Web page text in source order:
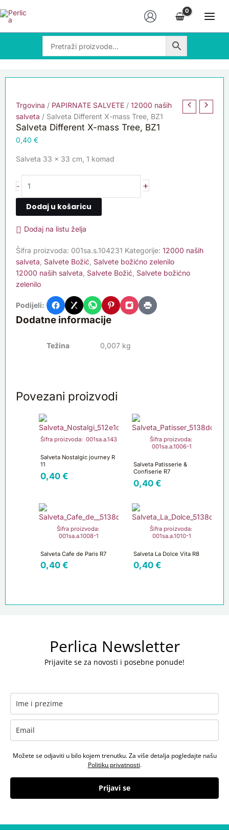
to
Trgovina / PAPIRNATE SALVETE / 12000 naših
salveta / Salveta Different X-mass Tree, BZ1
Salveta Different X-mass Tree, BZ1
0,40 €
Salveta 33 x 33 cm, 1 komad
-
Different
BZ1
+
Dodaj u košaricu
Dodaj na listu želja
Šifra proizvoda: 001sa.s.104231 Kategorije: 12000 naših
salveta Salvete Božić Salvete božićno zelenilo
12000 naših salveta Salvete Božić Salvete božićno
zelenilo
Podijeli:
Dodatne informacije
Težina 0,007 kg
Povezani proizvodi
Šifra proizvoda: 001sa.a.143
Salveta Nostalgic journey R
11
0,40 €
Šifra proizvoda:
001sa.a.1006-1
Salveta Patisserie &
Confiserie R7
0,40 €
Šifra proizvoda:
001sa.a.1008-1
Salveta Cafe de Paris R7
0,40 €
Šifra proizvoda:
001sa.a.1010-1
Salveta La Dolce Vita R8
0,40 €
Perlica Newsletter
Prijavite se za novosti i posebne ponude!
Možete se odjaviti u bilo kojem trenutku. Za više detalja pogledajte našu
Politiku privatnosti.
Prijavi se